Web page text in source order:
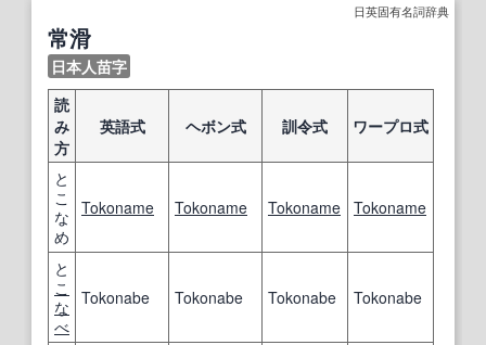
日英固有名詞辞典
常滑
日本人苗字
読
み
方
英語式 ヘボン式 訓令式 ワープロ式
と
こ
な
め
Tokoname Tokoname Tokoname Tokoname
と
こ
な
べ
Tokonabe Tokonabe Tokonabe Tokonabe